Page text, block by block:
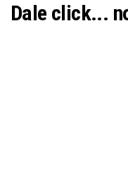
Dale click...